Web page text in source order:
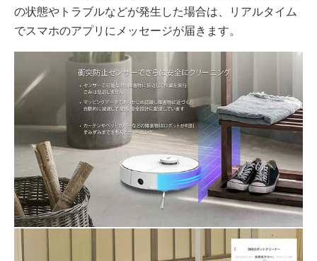
の状態やトラブルなどが発生した場合は、リアルタイム
でスマホのアプリにメッセージが届きます。